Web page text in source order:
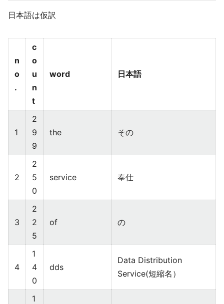
日本語は仮訳
n
o
.
c
o
u
n
t
word 日本語
1
2
9
9
the その
2
2
5
0
service 奉仕
3
2
2
5
of の
4
1
4
0
dds
Data Distribution
Service(短縮名）
1